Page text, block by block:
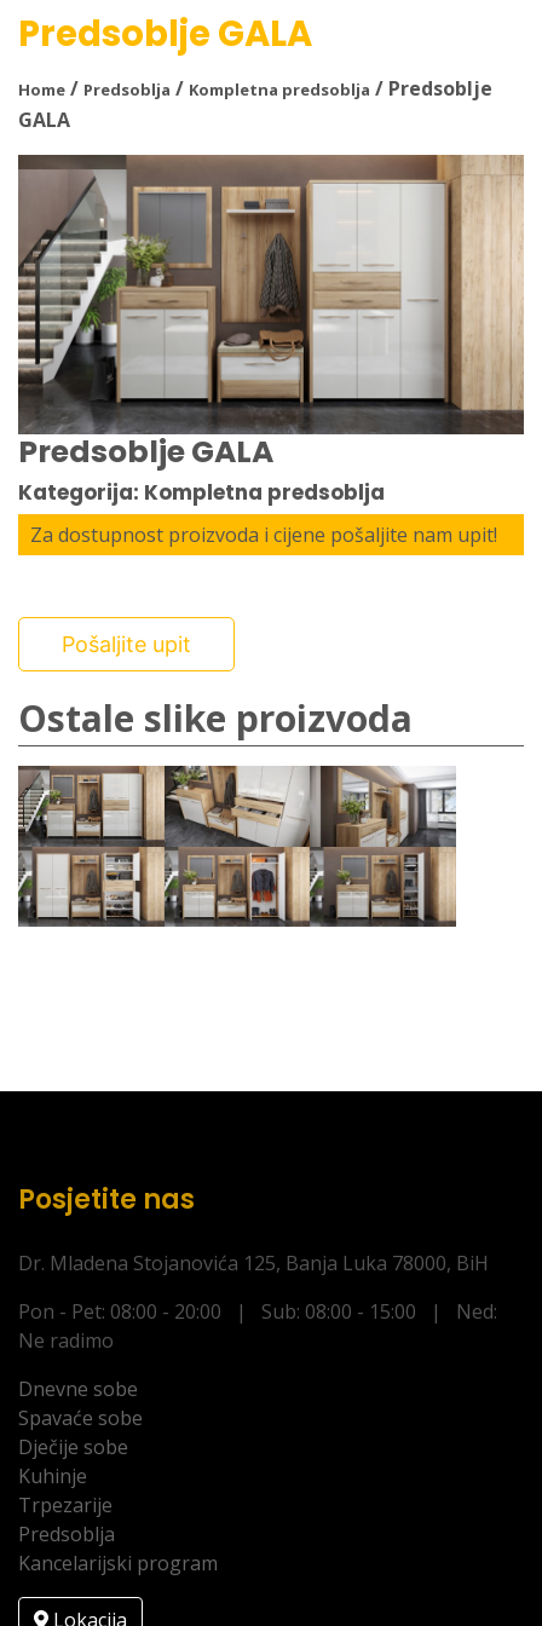
Predsoblje GALA
Home / Predsoblja / Kompletna predsoblja / Predsoblje
GALA
Predsoblje GALA
Kategorija: Kompletna predsoblja
Za dostupnost proizvoda i cijene pošaljite nam upit!
Pošaljite upit
Ostale slike proizvoda
Posjetite nas
Dr. Mladena Stojanovića 125, Banja Luka 78000, BiH
Pon - Pet: 08:00 - 20:00 | Sub: 08:00 - 15:00 | Ned:
Ne radimo
Dnevne sobe
Spavaće sobe
Dječije sobe
Kuhinje
Trpezarije
Predsoblja
Kancelarijski program
Lokacija